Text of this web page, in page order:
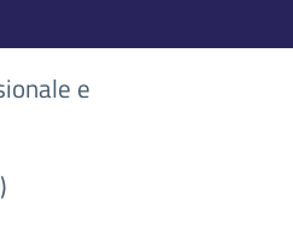
e